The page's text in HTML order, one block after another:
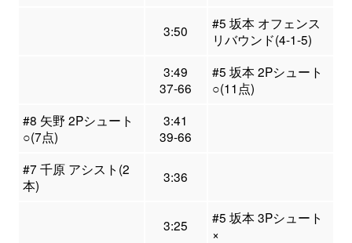
3:50
#5 坂本 オフェンス
リバウンド(4-1-5)
3:49
37-66
#5 坂本 2Pシュート
○(11点)
#8 矢野 2Pシュート
○(7点)
3:41
39-66
#7 千原 アシスト(2
本)
3:36
3:25
#5 坂本 3Pシュート
×